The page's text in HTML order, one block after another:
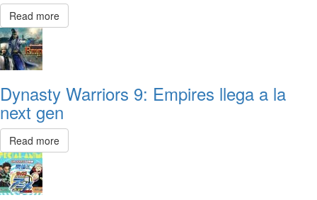
Read more
Dynasty Warriors 9: Empires llega a la
next gen
Read more